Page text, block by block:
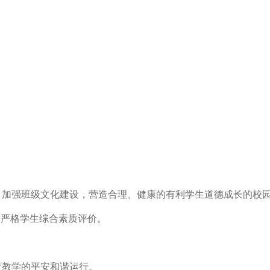
强班级文化建设，营造合理、健康的有利学生道德成长的校园
格学生综合素质评价。
学的平安和谐运行。